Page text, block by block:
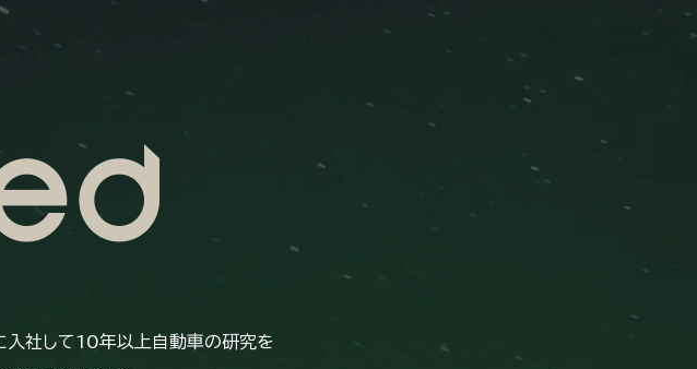
入社して10年以上自動車の研究を